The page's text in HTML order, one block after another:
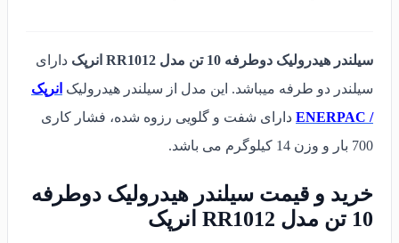
سیلندر هیدرولیک دوطرفه 10 تن مدل RR1012 انرپک
دارای
سیلندر دو طرفه میباشد. این مدل از سیلندر هیدرولیک انرپک
/ ENERPAC
دارای شفت و گلویی رزوه شده، فشار کاری
700 بار و وزن 14 کیلوگرم می باشد.
خرید و قیمت سیلندر هیدرولیک دوطرفه
10 تن مدل RR1012 انرپک